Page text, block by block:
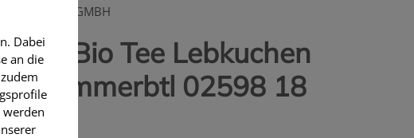
Bio Tee Lebkuchen
02598 18
Dabei
an die
werden